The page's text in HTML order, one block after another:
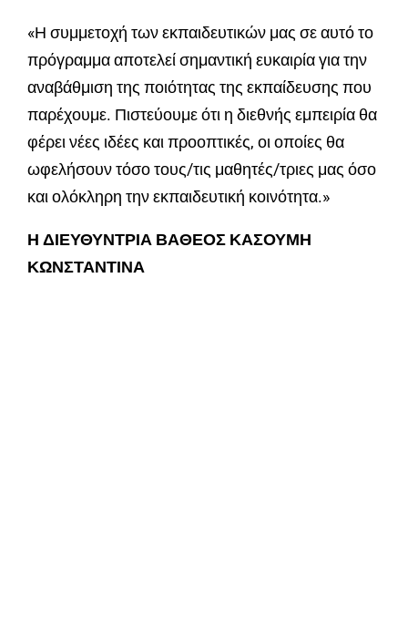
«Η συμμετοχή των εκπαιδευτικών μας σε αυτό το
πρόγραμμα αποτελεί σημαντική ευκαιρία για την
αναβάθμιση της ποιότητας της εκπαίδευσης που
παρέχουμε. Πιστεύουμε ότι η διεθνής εμπειρία θα
φέρει νέες ιδέες και προοπτικές, οι οποίες θα
ωφελήσουν τόσο τους/τις μαθητές/τριες μας όσο
και ολόκληρη την εκπαιδευτική κοινότητα.»
Η ΔΙΕΥΘΥΝΤΡΙΑ ΒΑΘΕΟΣ ΚΑΣΟΥΜΗ
ΚΩΝΣΤΑΝΤΙΝΑ